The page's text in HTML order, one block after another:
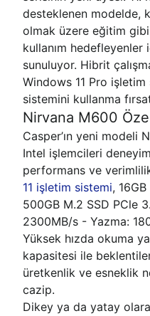
desteklenen modelde,
olmak üzere eğitim
kullanım
sunuluyor. Hibrit
Windows 11 Pro
sistemini kullanma
Nirvana M600
Casper’ın yeni modeli
Intel işlemcileri
performans ve
11 işletim sistemi,
500GB M.2 SSD PCle
2300MB/s - Yazma:
Yüksek hızda okuma
kapasitesi ile
üretkenlik ve esneklik
cazip.
Dikey ya da yatay